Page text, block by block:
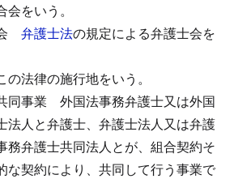
をいう。
弁護士法の規定による弁護士会を
の法律の施行地をいう。
同事業
外国法事務弁護士又は外国
法人と弁護士、弁護士法人又は弁護
務弁護士共同法人とが、組合契約そ
な契約により、共同して行う事業で